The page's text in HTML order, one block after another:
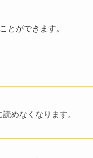
とができます。
読めなくなります。